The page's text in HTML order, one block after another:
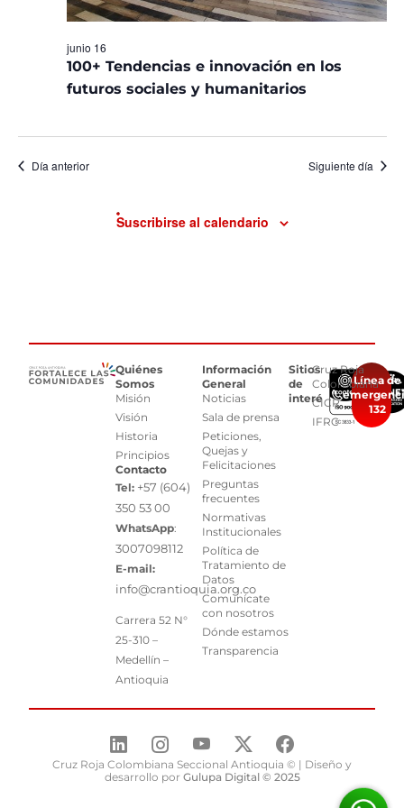
100+ Tendencias e innovación en los
futuros sociales y humanitarios
junio 16
Día anterior Siguiente día
Suscribirse al calendario
Quiénes
Somos
Misión
Visión
Historia
Principios
Contacto
Tel: +57 (604)
350 53 00
WhatsApp:
3007098112
E-mail:
info@crantioquia.org.co
Carrera 52 N°
25-310 –
Medellín –
Antioquia
Información
General
Noticias
Sala de prensa
Peticiones,
Quejas y
Felicitaciones
Preguntas
frecuentes
Normativas
Institucionales
Política de
Tratamiento de
Datos
Comunícate
con nosotros
Dónde estamos
Transparencia
Sitios
de
interés
Cruz Roja
Colombiana
CICR
IFRC
Línea de
132
Cruz Roja Colombiana Seccional Antioquia © | Diseño y
desarrollo por Gulupa Digital © 2025